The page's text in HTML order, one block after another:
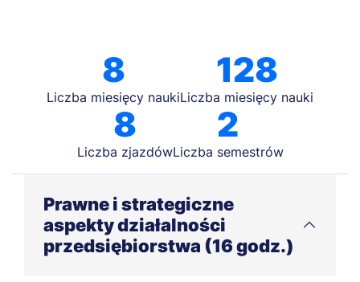
8
Liczba miesięcy nauki
128
Liczba miesięcy nauki
8
Liczba zjazdów
2
Liczba semestrów
Prawne i strategiczne
aspekty działalności
przedsiębiorstwa (16 godz.)